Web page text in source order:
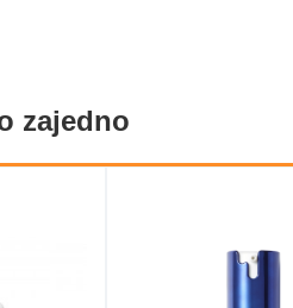
zajedno